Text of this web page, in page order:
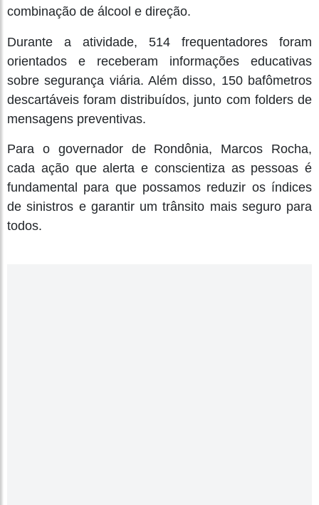
combinação de álcool e direção.
Durante a atividade, 514 frequentadores foram
orientados e receberam informações educativas
sobre segurança viária. Além disso, 150 bafômetros
descartáveis foram distribuídos, junto com folders de
mensagens preventivas.
Para o governador de Rondônia, Marcos Rocha,
cada ação que alerta e conscientiza as pessoas é
fundamental para que possamos reduzir os índices
de sinistros e garantir um trânsito mais seguro para
todos.